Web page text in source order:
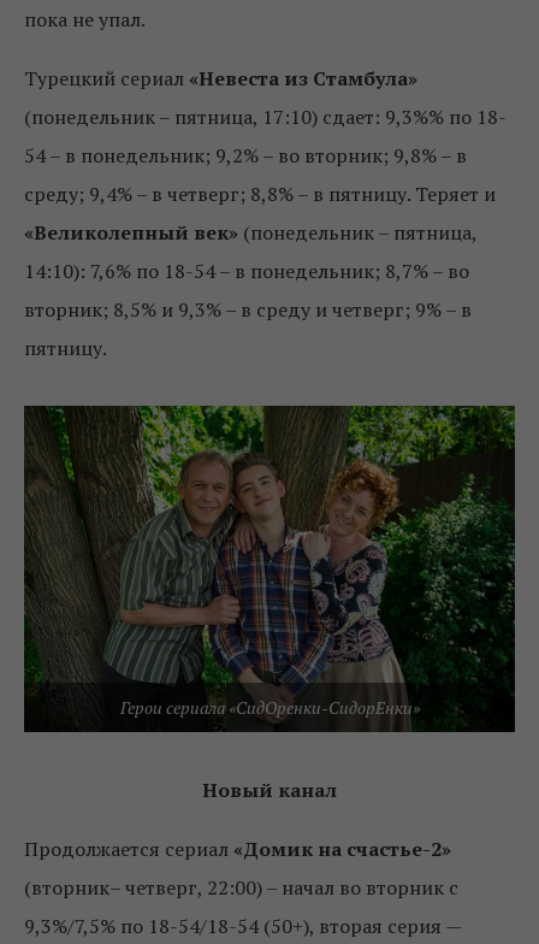
пока не упал.
Турецкий сериал «Невеста из Стамбула»
(понедельник – пятница, 17:10) сдает: 9,3%% по 18-
54 – в понедельник; 9,2% – во вторник; 9,8% – в
среду; 9,4% – в четверг; 8,8% – в пятницу. Теряет и
«Великолепный век» (понедельник – пятница,
14:10): 7,6% по 18-54 – в понедельник; 8,7% – во
вторник; 8,5% и 9,3% – в среду и четверг; 9% – в
пятницу.
Герои сериала «СидОренки-СидорЕнки»
Новый канал
Продолжается сериал «Домик на счастье-2»
(вторник– четверг, 22:00) – начал во вторник с
9,3%/7,5% по 18-54/18-54 (50+), вторая серия —